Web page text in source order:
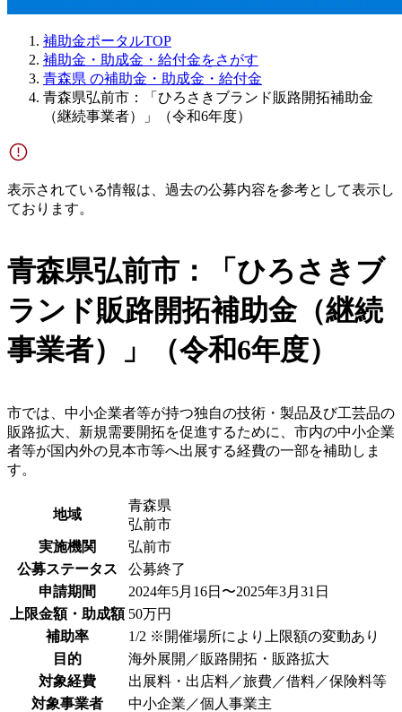
補助金ポータルTOP
補助金・助成金・給付金をさがす
青森県 の補助金・助成金・給付金
青森県弘前市：「ひろさきブランド販路開拓補助金
（継続事業者）」（令和6年度）
表示されている情報は、過去の公募内容を参考として表示し
ております。
青森県弘前市：「ひろさきブ
ランド販路開拓補助金（継続
事業者）」（令和6年度）
市では、中小企業者等が持つ独自の技術・製品及び工芸品の
販路拡大、新規需要開拓を促進するために、市内の中小企業
者等が国内外の見本市等へ出展する経費の一部を補助しま
す。
地域
青森県
弘前市
実施機関
弘前市
公募ステータス
公募終了
申請期間
2024年5月16日〜2025年3月31日
上限金額・助成額 50万円
補助率
1/2 ※開催場所により上限額の変動あり
目的
海外展開／販路開拓・販路拡大
対象経費
出展料・出店料／旅費／借料／保険料等
対象事業者
中小企業／個人事業主